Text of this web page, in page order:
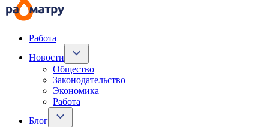
Работа
Новости
Общество
Законодательство
Экономика
Работа
Блог